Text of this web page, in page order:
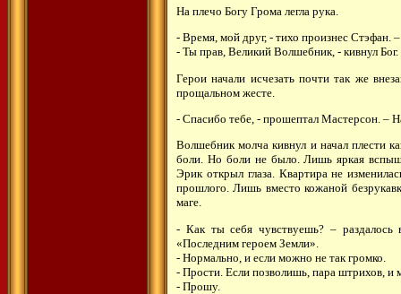
На плечо Богу Грома легла рука.
- Время, мой друг, - тихо произнес Стэфан.
- Ты прав, Великий Волшебник, - кивнул
Герои начали исчезать почти так же
прощальном жесте.
- Спасибо тебе, - прошептал Мастерсон. –
Волшебник молча кивнул и начал плести
боли. Но боли не было. Лишь яркая
Эрик открыл глаза. Квартира не
прошлого. Лишь вместо кожаной
маге.
- Как ты себя чувствуешь? – раздалось
«Последним героем Земли».
- Нормально, и если можно не так громко.
- Прости. Если позволишь, пара штрихов, и
- Прошу.